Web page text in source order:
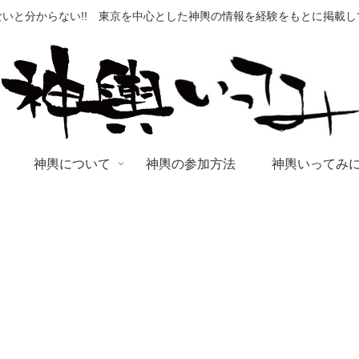
と分からない!! 東京を中心とした神輿の情報を経験をもとに掲載
神輿について 神輿の参加方法 神輿いってみ